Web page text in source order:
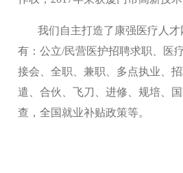
我们自主打造了康强医疗人
有：公立/民营医护招聘求职、医
接会、全职、兼职、多点执业、
遣、合伙、飞刀、进修、规培、
查，全国就业补贴政策等。